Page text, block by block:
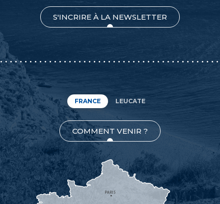
S'INCRIRE À LA NEWSLETTER
FRANCE LEUCATE
COMMENT VENIR ?
PARIS